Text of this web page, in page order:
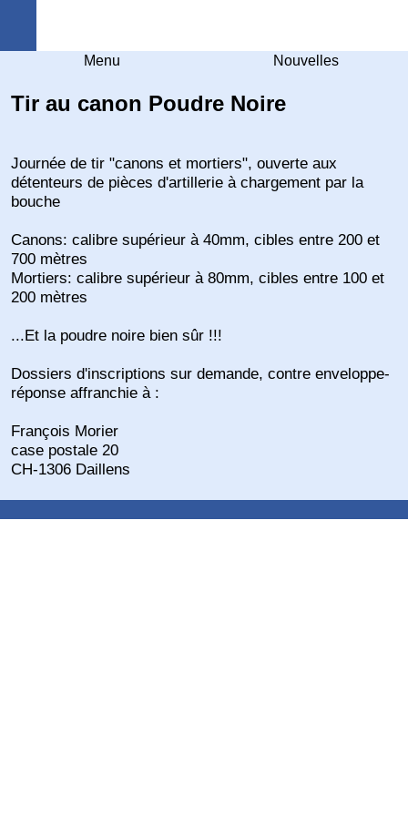
Menu Nouvelles
Tir au canon Poudre Noire
Journée de tir "canons et mortiers", ouverte aux
détenteurs de pièces d'artillerie à chargement par la
bouche
Canons: calibre supérieur à 40mm, cibles entre 200 et
700 mètres
Mortiers: calibre supérieur à 80mm, cibles entre 100 et
200 mètres
...Et la poudre noire bien sûr !!!
Dossiers d'inscriptions sur demande, contre enveloppe-
réponse affranchie à :
François Morier
case postale 20
CH-1306 Daillens